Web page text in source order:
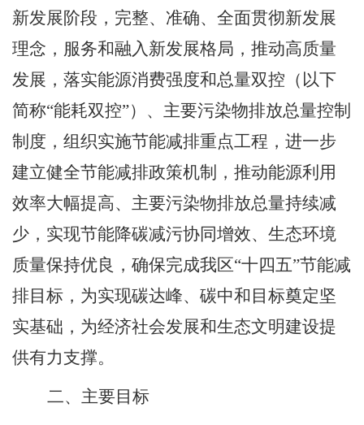
新发展阶段，完整、准确、全面贯彻新发展
理念，服务和融入新发展格局，推动高质量
发展，落实能源消费强度和总量双控（以下
简称“能耗双控”）、主要污染物排放总量控制
制度，组织实施节能减排重点工程，进一步
建立健全节能减排政策机制，推动能源利用
效率大幅提高、主要污染物排放总量持续减
少，实现节能降碳减污协同增效、生态环境
质量保持优良，确保完成我区“十四五”节能减
排目标，为实现碳达峰、碳中和目标奠定坚
实基础，为经济社会发展和生态文明建设提
供有力支撑。
二、主要目标